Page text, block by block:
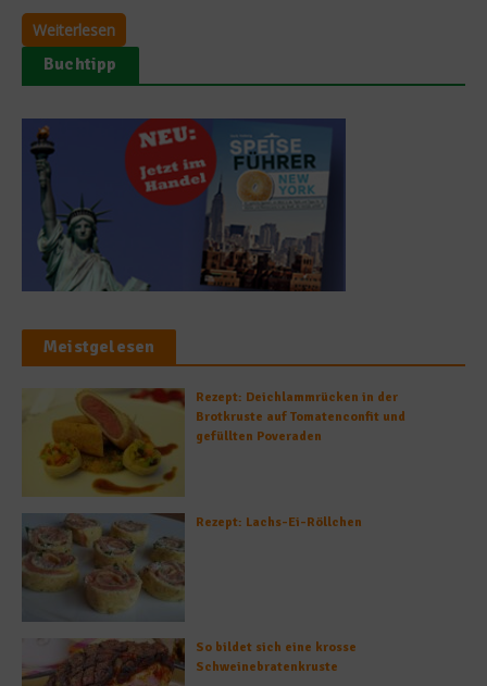
Weiterlesen
Buchtipp
Meistgelesen
Rezept: Deichlammrücken in der
Brotkruste auf Tomatenconfit und
gefüllten Poveraden
Rezept: Lachs-Ei-Röllchen
So bildet sich eine krosse
Schweinebratenkruste